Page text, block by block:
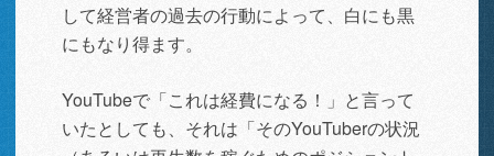
して経営者の過去の行動によって、白にも黒
にもなり得ます。
YouTubeで「これは経費になる！」と言って
いたとしても、それは「そのYouTuberの状況